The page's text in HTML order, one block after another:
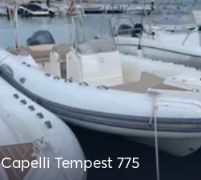
Capelli Tempest 775